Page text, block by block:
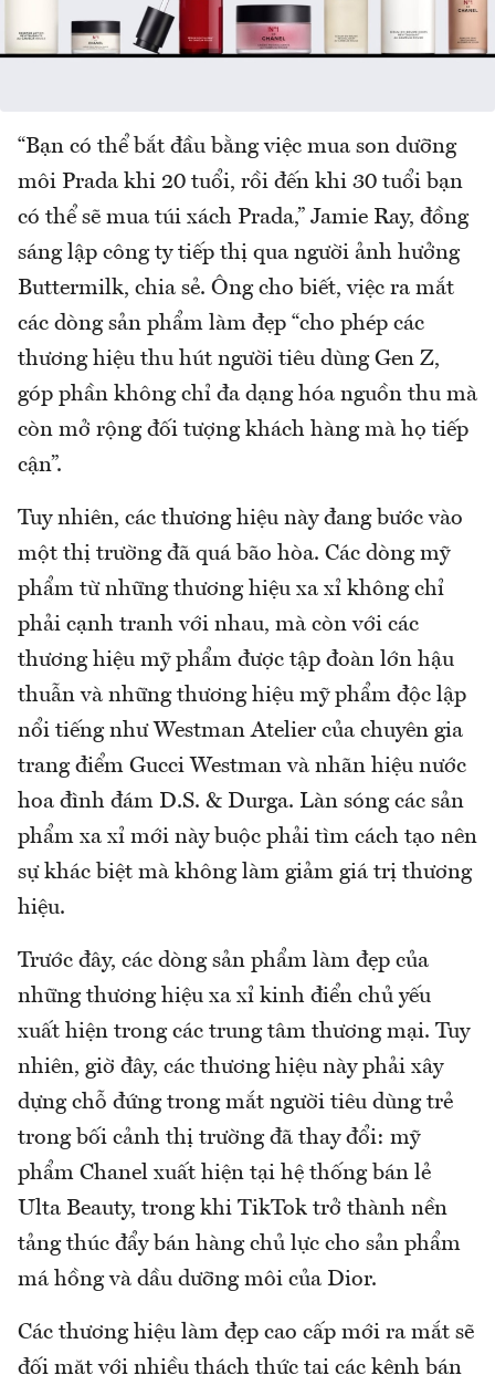
“Bạn có thể bắt đầu bằng việc mua son dưỡng
môi Prada khi 20 tuổi, rồi đến khi 30 tuổi bạn
có thể sẽ mua túi xách Prada,” Jamie Ray, đồng
sáng lập công ty tiếp thị qua người ảnh hưởng
Buttermilk, chia sẻ. Ông cho biết, việc ra mắt
các dòng sản phẩm làm đẹp “cho phép các
thương hiệu thu hút người tiêu dùng Gen Z,
góp phần không chỉ đa dạng hóa nguồn thu mà
còn mở rộng đối tượng khách hàng mà họ tiếp
cận”.
Tuy nhiên, các thương hiệu này đang bước vào
một thị trường đã quá bão hòa. Các dòng mỹ
phẩm từ những thương hiệu xa xỉ không chỉ
phải cạnh tranh với nhau, mà còn với các
thương hiệu mỹ phẩm được tập đoàn lớn hậu
thuẫn và những thương hiệu mỹ phẩm độc lập
nổi tiếng như Westman Atelier của chuyên gia
trang điểm Gucci Westman và nhãn hiệu nước
hoa đình đám D.S. & Durga. Làn sóng các sản
phẩm xa xỉ mới này buộc phải tìm cách tạo nên
sự khác biệt mà không làm giảm giá trị thương
hiệu.
Trước đây, các dòng sản phẩm làm đẹp của
những thương hiệu xa xỉ kinh điển chủ yếu
xuất hiện trong các trung tâm thương mại. Tuy
nhiên, giờ đây, các thương hiệu này phải xây
dựng chỗ đứng trong mắt người tiêu dùng trẻ
trong bối cảnh thị trường đã thay đổi: mỹ
phẩm Chanel xuất hiện tại hệ thống bán lẻ
Ulta Beauty, trong khi TikTok trở thành nền
tảng thúc đẩy bán hàng chủ lực cho sản phẩm
má hồng và dầu dưỡng môi của Dior.
Các thương hiệu làm đẹp cao cấp mới ra mắt sẽ
đối mặt với nhiều thách thức tại các kênh bán